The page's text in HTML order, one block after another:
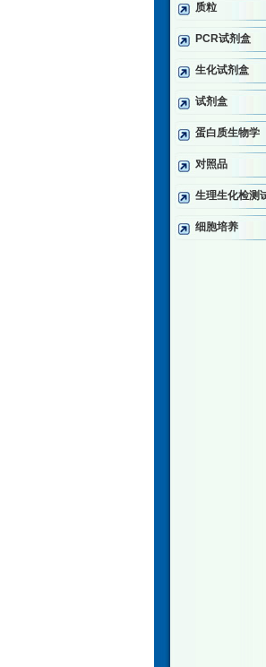
质粒
PCR试剂盒
生化试剂盒
试剂盒
蛋白质生物学
对照品
生理生化检测
细胞培养